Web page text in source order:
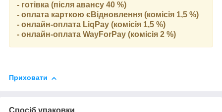
- готівка (після авансу 40 %)
- оплата карткою єВідновлення (комісія 1,5 %)
- онлайн-оплата LiqPay (комісія 1,5 %)
- онлайн-оплата WayForPay (комісія 2 %)
Приховати
Спосіб упаковки